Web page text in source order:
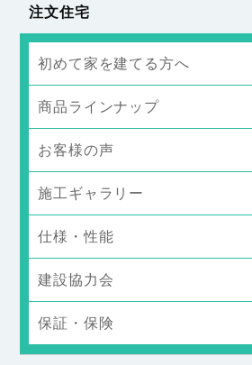
注文住宅
初めて家を建てる方へ
商品ラインナップ
お客様の声
施工ギャラリー
仕様・性能
建設協力会
保証・保険